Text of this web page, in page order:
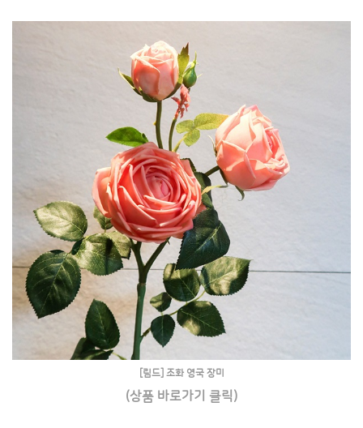
[림드] 조화 영국 장미
(상품 바로가기 클릭)